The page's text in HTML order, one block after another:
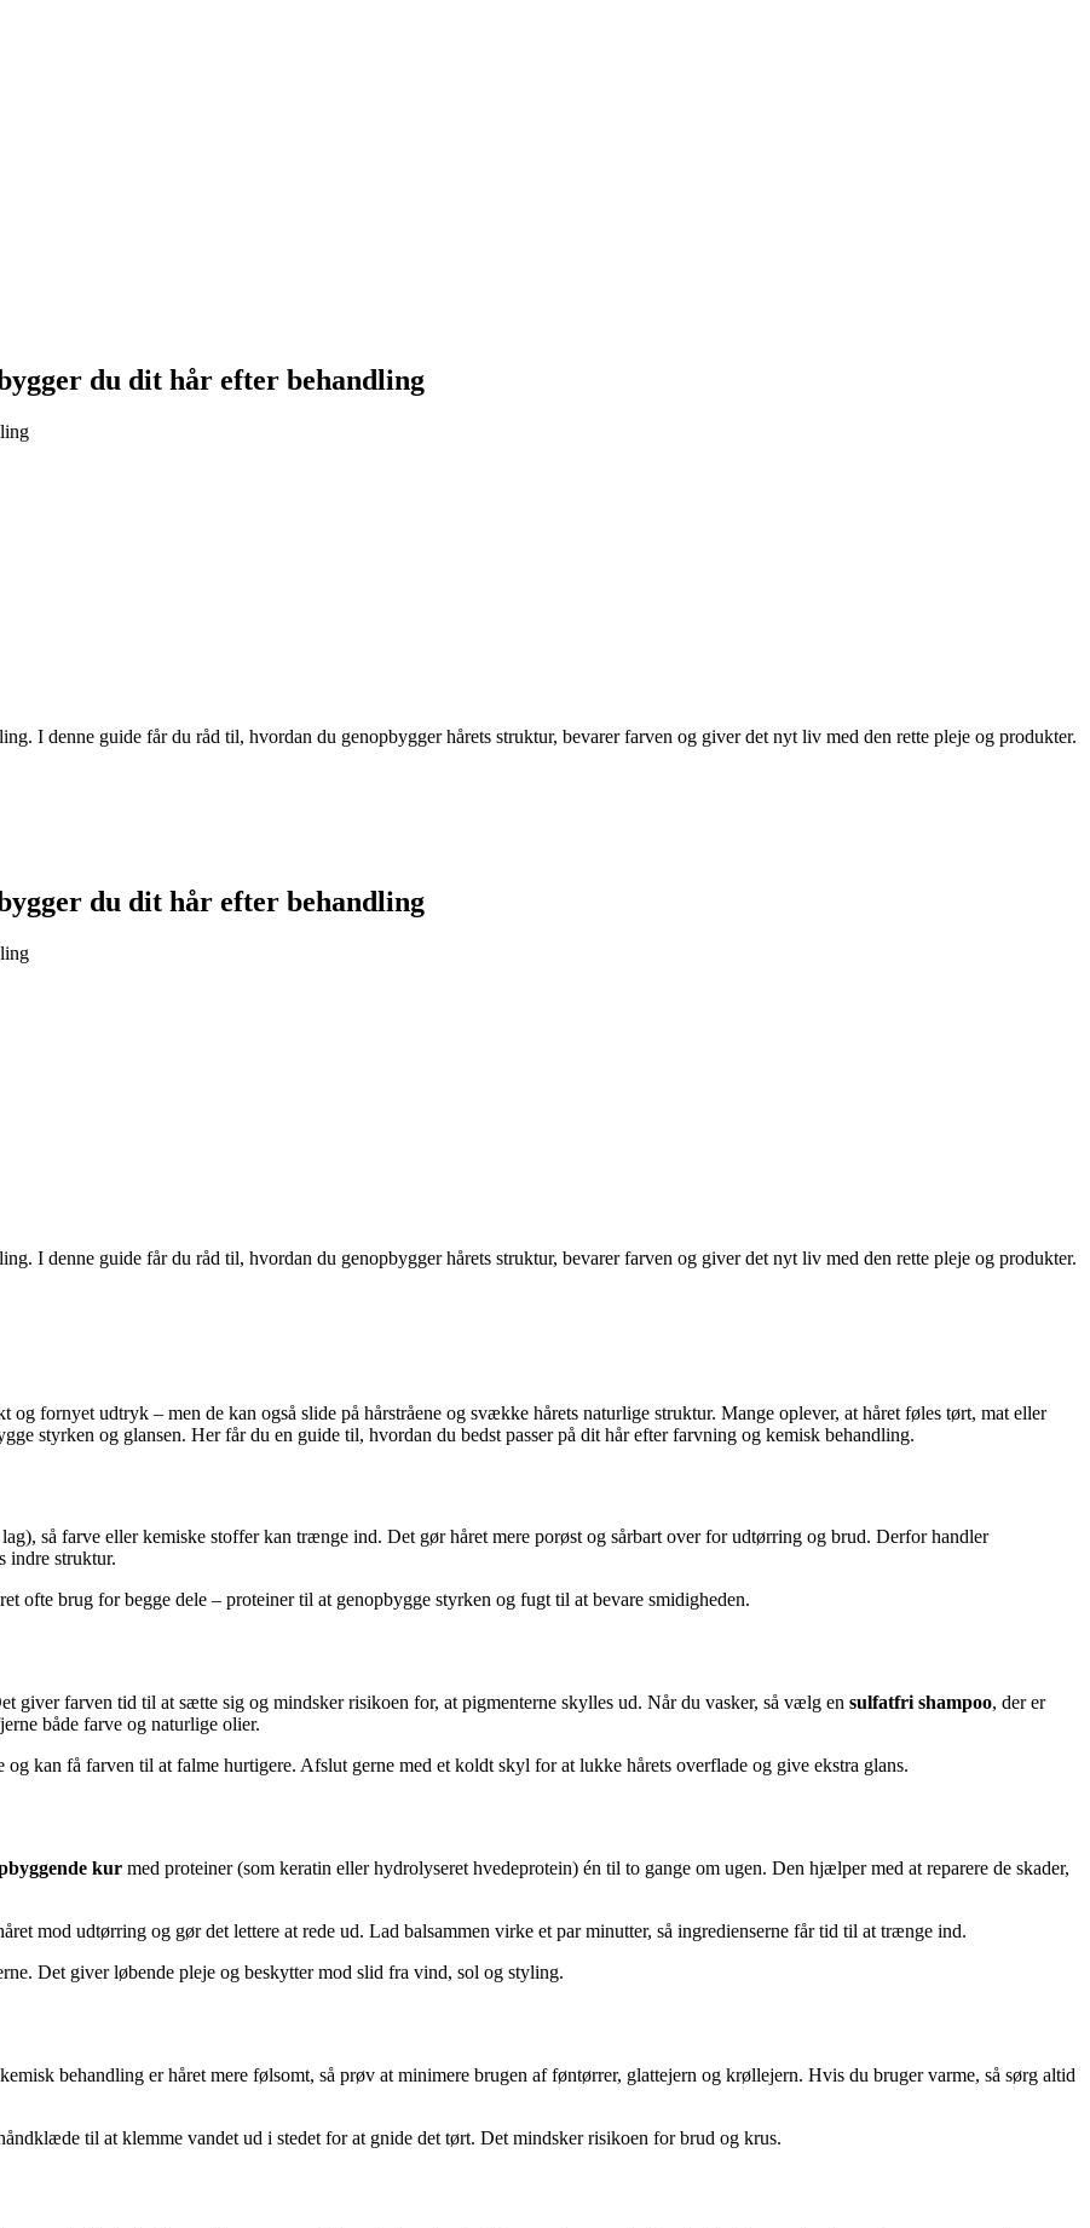
du dit hår efter behandling
I denne guide får du råd til, hvordan du genopbygger hårets struktur, bevarer farven og giver det nyt liv med den rette pleje og produkter.
du dit hår efter behandling
I denne guide får du råd til, hvordan du genopbygger hårets struktur, bevarer farven og giver det nyt liv med den rette pleje og produkter.
fornyet udtryk – men de kan også slide på hårstråene og svække hårets naturlige struktur. Mange oplever, at håret føles tørt, mat eller
styrken og glansen. Her får du en guide til, hvordan du bedst passer på dit hår efter farvning og kemisk behandling.
så farve eller kemiske stoffer kan trænge ind. Det gør håret mere porøst og sårbart over for udtørring og brud. Derfor handler
indre struktur.
ofte brug for begge dele – proteiner til at genopbygge styrken og fugt til at bevare smidigheden.
giver farven tid til at sætte sig og mindsker risikoen for, at pigmenterne skylles ud. Når du vasker, så vælg en sulfatfri shampoo, der er
både farve og naturlige olier.
kan få farven til at falme hurtigere. Afslut gerne med et koldt skyl for at lukke hårets overflade og give ekstra glans.
kur med proteiner (som keratin eller hydrolyseret hvedeprotein) én til to gange om ugen. Den hjælper med at reparere de skader,
mod udtørring og gør det lettere at rede ud. Lad balsammen virke et par minutter, så ingredienserne får tid til at trænge ind.
Det giver løbende pleje og beskytter mod slid fra vind, sol og styling.
behandling er håret mere følsomt, så prøv at minimere brugen af føntørrer, glattejern og krøllejern. Hvis du bruger varme, så sørg altid
til at klemme vandet ud i stedet for at gnide det tørt. Det mindsker risikoen for brud og krus.